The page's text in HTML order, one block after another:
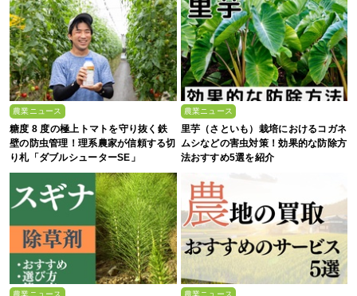
農業ニュース
糖度 8 度の極上トマトを守り抜く鉄
壁の防虫管理！理系農家が信頼する切
り札「ダブルシューターSE」
農業ニュース
里芋（さといも）栽培におけるコガネ
ムシなどの害虫対策！効果的な防除方
法おすすめ5選を紹介
農業ニュース 農業ニュース